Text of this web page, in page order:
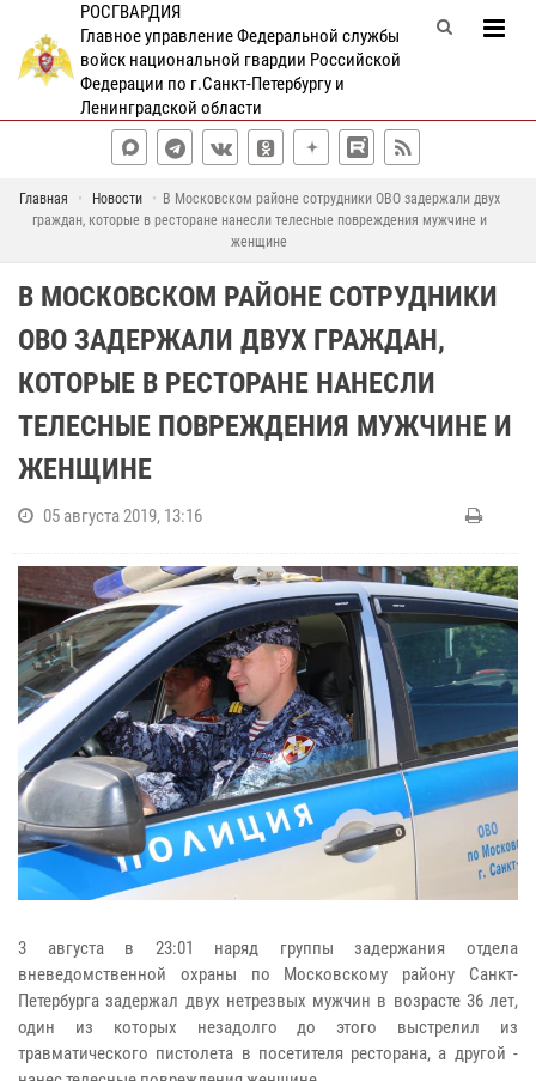
РОСГВАРДИЯ
Главное управление Федеральной службы
войск национальной гвардии Российской
Федерации по г.Санкт-Петербургу и
Ленинградской области
Главная Новости
В Московском районе сотрудники ОВО задержали двух
граждан, которые в ресторане нанесли телесные повреждения мужчине и
женщине
В МОСКОВСКОМ РАЙОНЕ СОТРУДНИКИ
ОВО ЗАДЕРЖАЛИ ДВУХ ГРАЖДАН,
КОТОРЫЕ В РЕСТОРАНЕ НАНЕСЛИ
ТЕЛЕСНЫЕ ПОВРЕЖДЕНИЯ МУЖЧИНЕ И
ЖЕНЩИНЕ
05 августа 2019, 13:16
3 августа в 23:01 наряд группы задержания отдела
вневедомственной охраны по Московскому району Санкт-
Петербурга задержал двух нетрезвых мужчин в возрасте 36 лет,
один из которых незадолго до этого выстрелил из
травматического пистолета в посетителя ресторана, а другой -